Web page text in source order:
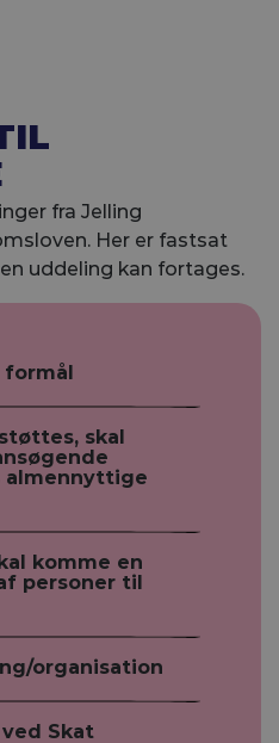
fra Jelling
Her er fastsat
uddeling kan fortages.
skal
almennyttige
komme en
personer til
organisation
Skat